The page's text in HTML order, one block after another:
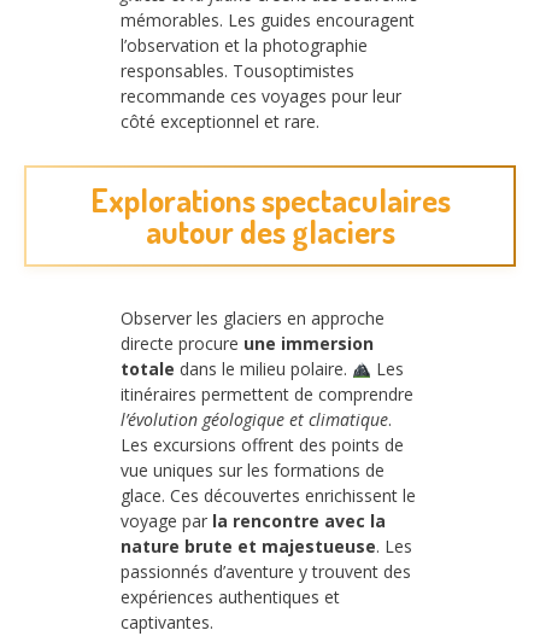
mémorables. Les guides encouragent
l’observation et la photographie
responsables. Tousoptimistes
recommande ces voyages pour leur
côté exceptionnel et rare.
Explorations spectaculaires
autour des glaciers
Observer les glaciers en approche
directe procure une immersion
totale dans le milieu polaire.
Les
itinéraires permettent de comprendre
l’évolution géologique et climatique.
Les excursions offrent des points de
vue uniques sur les formations de
glace. Ces découvertes enrichissent le
voyage par la rencontre avec la
nature brute et majestueuse. Les
passionnés d’aventure y trouvent des
expériences authentiques et
captivantes.